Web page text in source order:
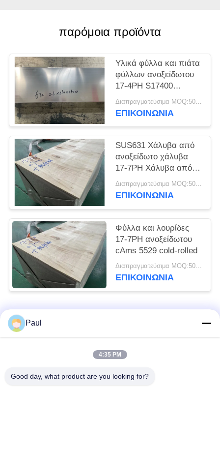
POLICY
παρόμοια προϊόντα
Υλικά φύλλα και πιάτα
φύλλων ανοξείδωτου
17-4PH S17400
SUS630
Διαπραγματεύσιμα MOQ:500 κλ
ΕΠΙΚΟΙΝΩΝΊΑ
SUS631 Χάλυβα από
ανοξείδωτο χάλυβα
17-7PH Χάλυβα από
ανοξείδωτο χάλυβα
Διαπραγματεύσιμα MOQ:500 κλ
ΕΠΙΚΟΙΝΩΝΊΑ
Φύλλα και λουρίδες
17-7PH ανοξείδωτου
cAms 5529 cold-rolled
Διαπραγματεύσιμα MOQ:500 ΚΛ
ΕΠΙΚΟΙΝΩΝΊΑ
Λαϊκή κατηγορία
Σκληραίνοντας
Paul
4:35 PM
Good day, what product are you looking for?